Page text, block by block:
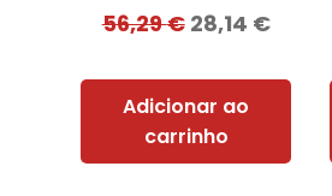
56,29€ 28,14 €
Adicionar ao
carrinho